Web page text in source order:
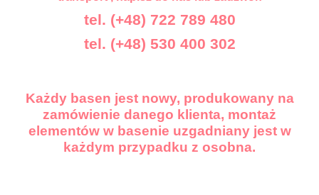
tel. (+48) 722 789 480
tel. (+48) 530 400 302
Każdy basen jest nowy, produkowany na
zamówienie danego klienta, montaż
elementów w basenie uzgadniany jest w
każdym przypadku z osobna.